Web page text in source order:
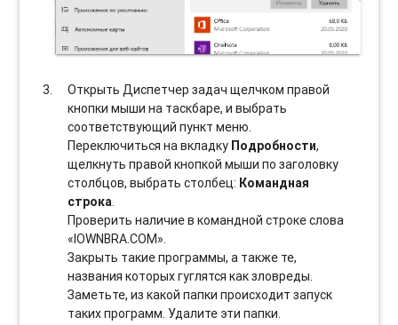
Открыть Диспетчер задач щелчком правой
кнопки мыши на таскбаре, и выбрать
соотвeтствующий пункт меню.
Переключиться на вкладку Подробности,
щелкнуть правой кнопкой мыши по заголовку
столбцов, выбрать столбец: Командная
строка.
Проверить наличие в командной строке слова
«IOWNBRA.COM».
Закрыть такие программы, а также те,
названия которых гуглятся как зловреды.
Заметьте, из какой папки происходит запуск
таких программ. Удалите эти папки.